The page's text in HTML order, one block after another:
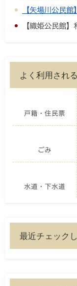
【矢場川公民
【織姫公民館
よく利用され
戸籍・住民票
ごみ
水道・下水道
最近チェック